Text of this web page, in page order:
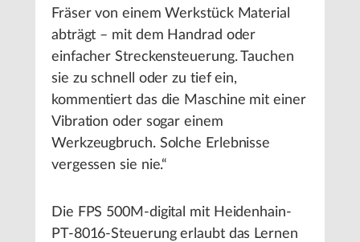
Fräser von einem Werkstück Material
abträgt – mit dem Handrad oder
einfacher Streckensteuerung. Tauchen
sie zu schnell oder zu tief ein,
kommentiert das die Maschine mit einer
Vibration oder sogar einem
Werkzeugbruch. Solche Erlebnisse
vergessen sie nie.“
Die FPS 500M-digital mit Heidenhain-
PT-8016-Steuerung erlaubt das Lernen